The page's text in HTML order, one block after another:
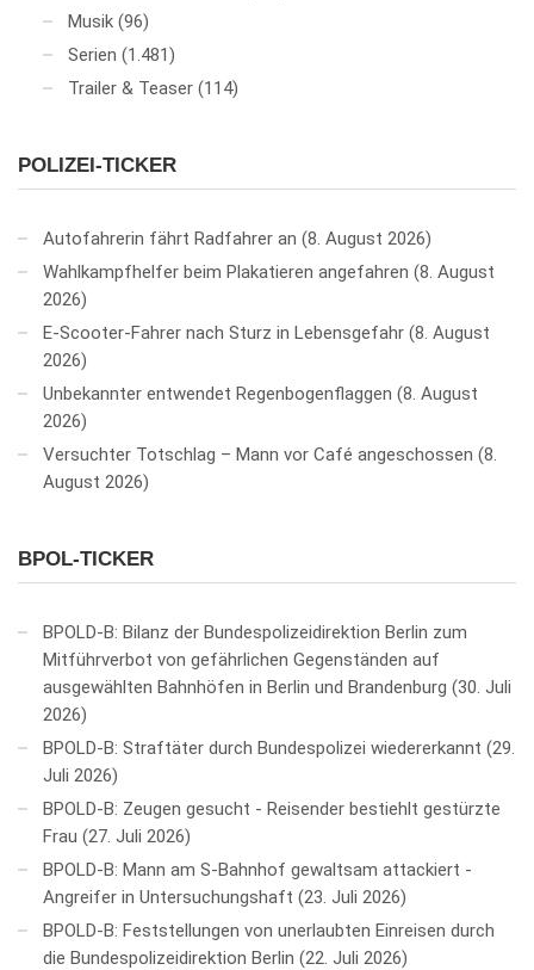
Musik (96)
Serien (1.481)
Trailer & Teaser (114)
POLIZEI-TICKER
Autofahrerin fährt Radfahrer an 8. August 2026
Wahlkampfhelfer beim Plakatieren angefahren 8. August
2026
E-Scooter-Fahrer nach Sturz in Lebensgefahr 8. August
2026
Unbekannter entwendet Regenbogenflaggen 8. August
2026
Versuchter Totschlag – Mann vor Café angeschossen 8.
August 2026
BPOL-TICKER
BPOLD-B: Bilanz der Bundespolizeidirektion Berlin zum
Mitführverbot von gefährlichen Gegenständen auf
ausgewählten Bahnhöfen in Berlin und Brandenburg 30. Juli
2026
BPOLD-B: Straftäter durch Bundespolizei wiedererkannt
29.
Juli 2026
BPOLD-B: Zeugen gesucht - Reisender bestiehlt gestürzte
Frau
27. Juli 2026
BPOLD-B: Mann am S-Bahnhof gewaltsam attackiert -
Angreifer in Untersuchungshaft
23. Juli 2026
BPOLD-B: Feststellungen von unerlaubten Einreisen durch
die Bundespolizeidirektion Berlin
22. Juli 2026